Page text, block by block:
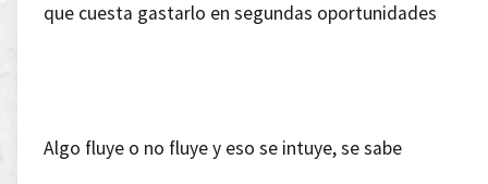
que cuesta gastarlo en segundas oportunidades
Algo fluye o no fluye y eso se intuye, se sabe